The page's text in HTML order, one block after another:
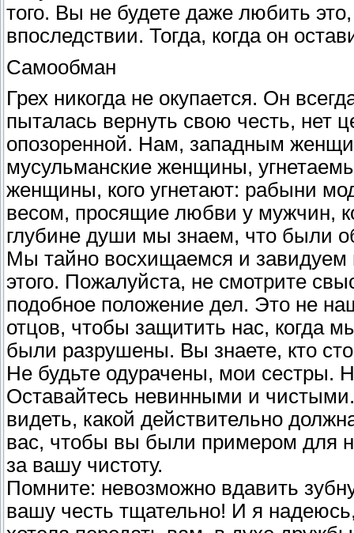
того. Вы не будете даже любить
впоследствии. Тогда, когда он
Самообман
Грех никогда не окупается. Он
пыталась вернуть свою честь, нет
опозоренной. Нам, западным
мусульманские женщины,
женщины, кого угнетают: рабыни
весом, просящие любви у мужчин,
глубине души мы знаем, что были
Мы тайно восхищаемся и завидуем
этого. Пожалуйста, не смотрите
подобное положение дел. Это не
отцов, чтобы защитить нас, когда
были разрушены. Вы знаете, кто
Не будьте одурачены, мои сестры.
Оставайтесь невинными и
видеть, какой действительно
вас, чтобы вы были примером для
за вашу чистоту.
Помните: невозможно вдавить
вашу честь тщательно! И я